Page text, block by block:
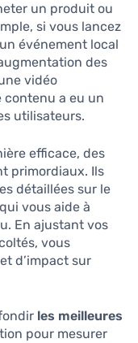
un produit ou
si vous lancez
événement local
des
vidéo
contenu a eu un
utilisateurs.
efficace, des
primordiaux. Ils
détaillées sur le
vous aide à
En ajustant vos
vous
d’impact sur
les meilleures
pour mesurer